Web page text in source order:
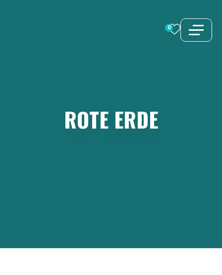
0
ROTE ERDE